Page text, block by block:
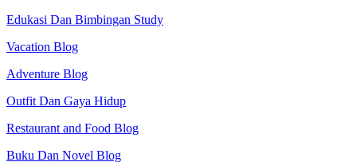
Edukasi Dan Bimbingan Study
Vacation Blog
Adventure Blog
Outfit Dan Gaya Hidup
Restaurant and Food Blog
Buku Dan Novel Blog